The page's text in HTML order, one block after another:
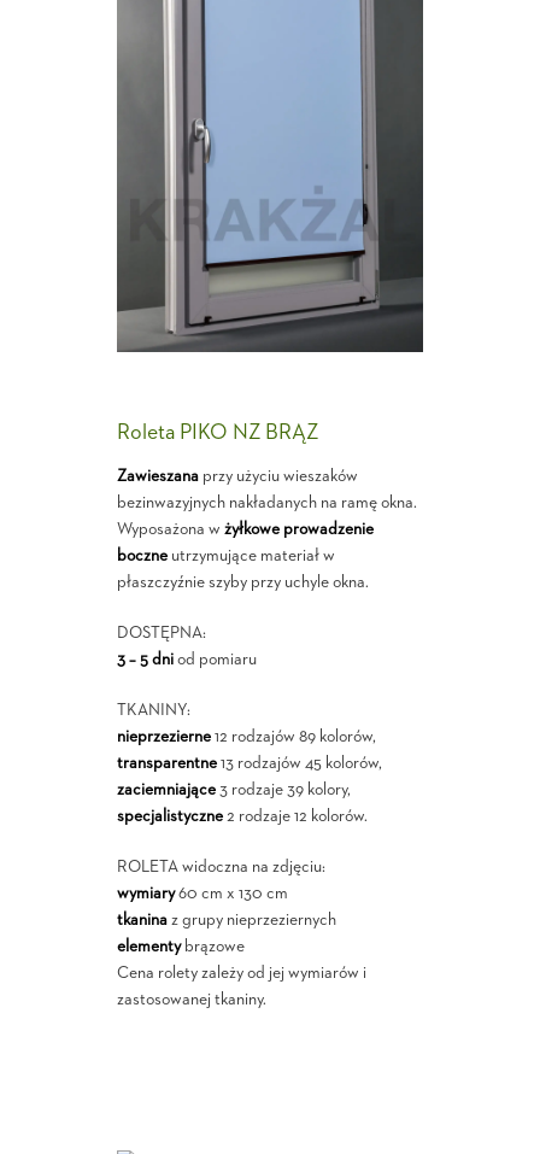
Roleta PIKO NZ BRĄZ
Zawieszanaprzy użyciu wieszaków
bezinwazyjnych nakładanych na ramę okna.
Wyposażona w żyłkowe prowadzenie
boczneutrzymujące materiał w
płaszczyźnie szyby przy uchyle okna.
DOSTĘPNA:
3 – 5 dniod pomiaru
TKANINY:
nieprzezierne12 rodzajów 89 kolorów,
transparentne13 rodzajów 45 kolorów,
zaciemniające3 rodzaje 39 kolory,
specjalistyczne2 rodzaje 12 kolorów.
ROLETA widoczna na zdjęciu:
wymiary60 cm x 130 cm
tkaninaz grupy nieprzeziernych
elementybrązowe
Cena rolety zależy od jej wymiarów i
zastosowanej tkaniny.